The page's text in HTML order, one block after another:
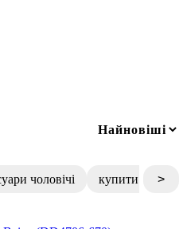
чоловічі купити >